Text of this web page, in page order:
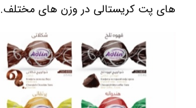
های پت کریستالی در وزن های مختلف.